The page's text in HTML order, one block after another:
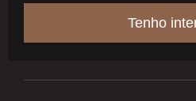
Tenho